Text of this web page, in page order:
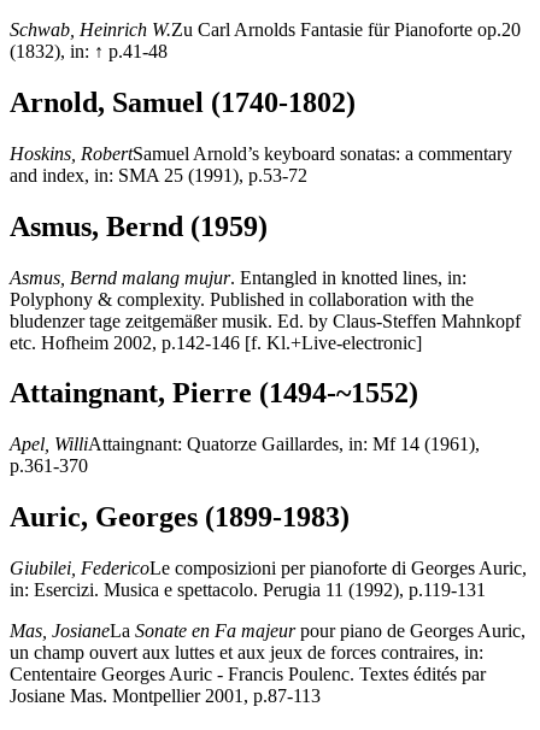
Schwab, Heinrich W.Zu Carl Arnolds Fantasie für Pianoforte op.20
(1832), in: ↑ p.41-48
Arnold, Samuel (1740-1802)
Hoskins, RobertSamuel Arnold’s keyboard sonatas: a commentary
and index, in: SMA 25 (1991), p.53-72
Asmus, Bernd (1959)
Asmus, Bernd malang mujur. Entangled in knotted lines, in:
Polyphony & complexity. Published in collaboration with the
bludenzer tage zeitgemäßer musik. Ed. by Claus-Steffen Mahnkopf
etc. Hofheim 2002, p.142-146 [f. Kl.+Live-electronic]
Attaingnant, Pierre (1494-~1552)
Apel, WilliAttaingnant: Quatorze Gaillardes, in: Mf 14 (1961),
p.361-370
Auric, Georges (1899-1983)
Giubilei, FedericoLe composizioni per pianoforte di Georges Auric,
in: Esercizi. Musica e spettacolo. Perugia 11 (1992), p.119-131
Mas, JosianeLa Sonate en Fa majeurpour piano de Georges Auric,
un champ ouvert aux luttes et aux jeux de forces contraires, in:
Cententaire Georges Auric - Francis Poulenc. Textes édités par
Josiane Mas. Montpellier 2001, p.87-113